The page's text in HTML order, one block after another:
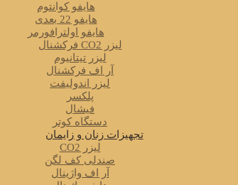
هایفو کوانتوم
هایفو 22 بعدی
هایفو اولترافورمر
لیزر CO2 فرکشنال
لیزر تیتانیوم
آر اف فرکشنال
لیزر اندولیفت
پلکسر
فیشال
دستگاه کوتر
تجهیزات زنان و زایمان
لیزر CO2
صندلی کف لگن
آر اف واژینال